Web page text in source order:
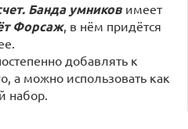
Банда умников имеет
Форсаж, в нём придётся
добавлять к
а можно использовать как
набор.